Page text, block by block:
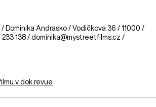
/ Dominika Andrasko / Vodičkova 36 / 11000 /
138 / dominika@mystreetfilms.cz /
v dok.revue